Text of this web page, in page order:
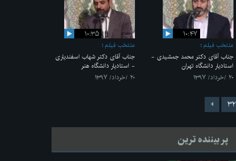
۱۰:۴۷
منتخب فیلم
جناب آقای دکتر محمد جمشیدی -
استادیار دانشگاه تهران
۲۰ /خرداد/ ۱۳۹۷
۱۰:۳۵
منتخب فیلم
جناب آقای دکتر شهاب اسفندیاری
- استادیار دانشگاه هنر
۲۰ /خرداد/ ۱۳۹۷
۳۲
پر بیننده ترین